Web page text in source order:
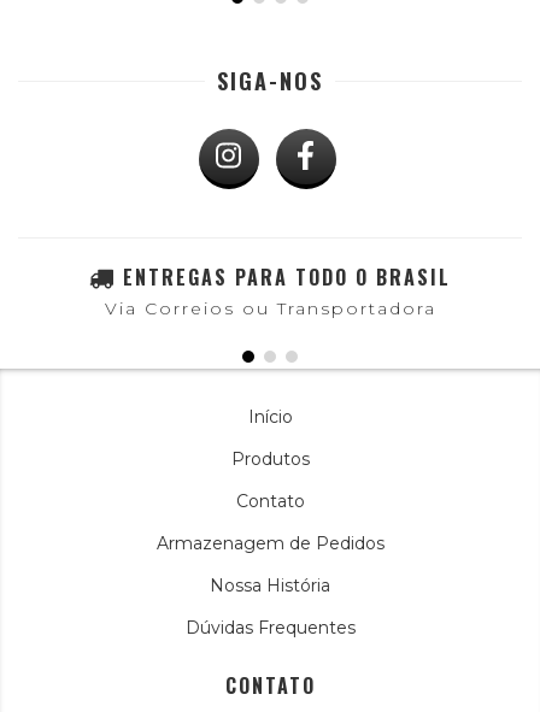
SIGA-NOS
ENTREGAS PARA TODO O BRASIL
Via Correios ou Transportadora
Início
Produtos
Contato
Armazenagem de Pedidos
Nossa História
Dúvidas Frequentes
CONTATO